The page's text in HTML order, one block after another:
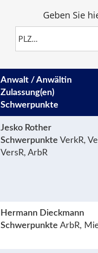
Geben Sie
Anwalt / Anwältin
Zulassung(en)
Schwerpunkte
Jesko Rother
Schwerpunkte VerkR,
VersR, ArbR
Hermann Dieckmann
Schwerpunkte ArbR,